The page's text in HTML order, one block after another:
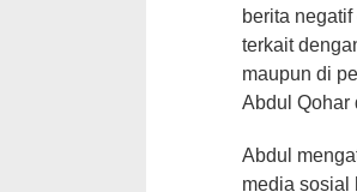
berita
terkait
maupun di
Abdul Qohar
Abdul
media sosial